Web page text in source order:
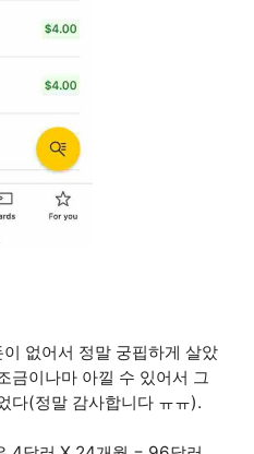
없어서 정말 궁핍하게 살았
금이나마 아낄 수 있어서 그
다(정말 감사합니다 ㅠㅠ).